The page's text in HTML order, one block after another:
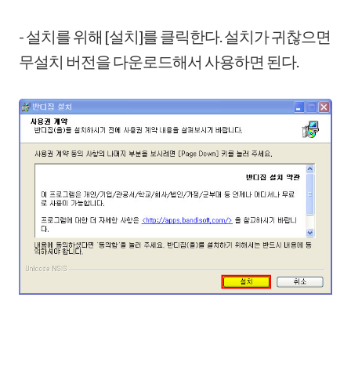
- 설치를 위해 [설치]를 클릭한다. 설치가 귀찮으면
무설치 버전을 다운로드해서 사용하면 된다.